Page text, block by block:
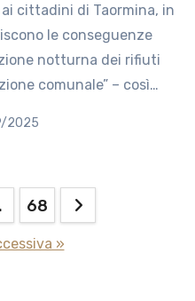
cittadini di Taormina, in
le conseguenze
notturna dei rifiuti
comunale” – così…
2025
68
»